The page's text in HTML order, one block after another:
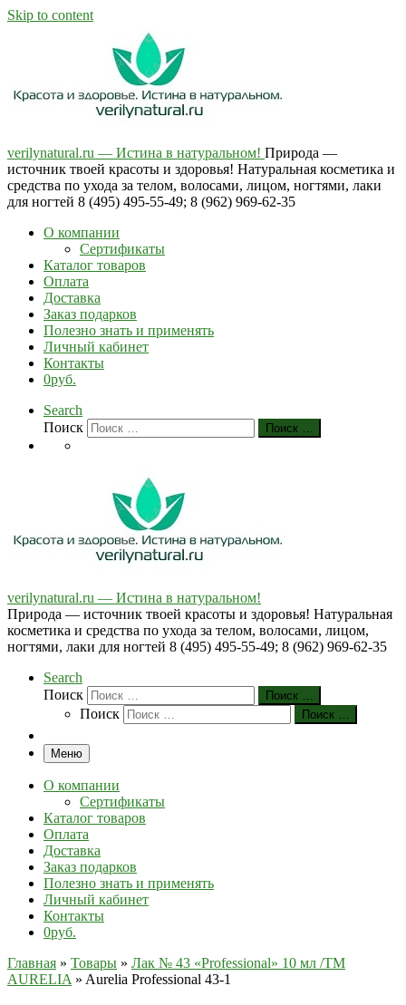
Skip to content
verilynatural.ru — Истина в натуральном! Природа —
источник твоей красоты и здоровья! Натуральная косметика и
средства по ухода за телом, волосами, лицом, ногтями, лаки
для ногтей 8 (495) 495-55-49; 8 (962) 969-62-35
О компании
Сертификаты
Каталог товаров
Оплата
Доставка
Заказ подарков
Полезно знать и применять
Личный кабинет
Контакты
0руб.
Search
Поиск
Поиск …
verilynatural.ru — Истина в натуральном!
Природа — источник твоей красоты и здоровья! Натуральная
косметика и средства по ухода за телом, волосами, лицом,
ногтями, лаки для ногтей 8 (495) 495-55-49; 8 (962) 969-62-35
Search
Поиск
Поиск …
Поиск Поиск …
Меню
О компании
Сертификаты
Каталог товаров
Оплата
Доставка
Заказ подарков
Полезно знать и применять
Личный кабинет
Контакты
0руб.
Главная » Товары » Лак № 43 «Professional» 10 мл /ТМ
AURELIA » Aurelia Professional 43-1